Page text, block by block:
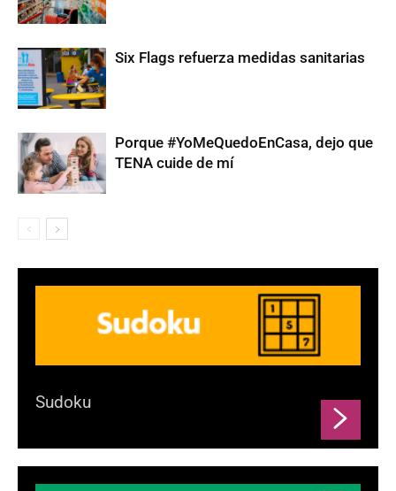
Six Flags refuerza medidas sanitarias
Porque #YoMeQuedoEnCasa, dejo que
TENA cuide de mí
Sudoku